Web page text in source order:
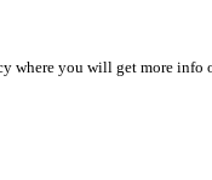
where you will get more info